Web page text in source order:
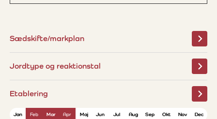
Sædskifte/markplan
Jordtype og reaktionstal
Etablering
Jan
Jan Feb
Feb Mar
Mar Apr
Apr Maj
Maj Jun
Jun Jul
Jul Aug
Aug Sep
Sep Okt
Okt Nov
Nov Dec
Dec